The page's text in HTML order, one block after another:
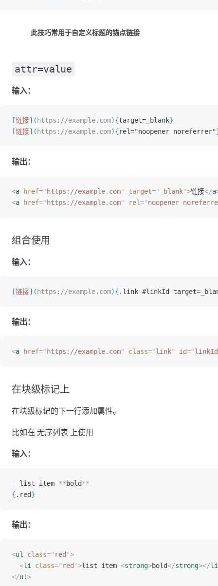
此技巧常用于自定义标题的锚点链接
attr=value
输入：
[链接] ( https://example.com){target=_blank}
[链接] ( https://example.com){rel="noopener noreferrer"
输出：
<a href=" https://example.com" target=" _blank">链接</a
<a href=" https://example.com" rel="noopener
组合使用
输入：
[链接] ( https://example.com){ .link #linkId
输出：
<a href=" https://example.com" class="link" id="linkId
在块级标记上
在块级标记的下一行添加属性。
比如在 无序列表 上使用
输入：
- list item **bold**
{ .red}
输出：
<ul class=" red ">
<li class=" red ">list item <strong>bold</strong></li
</ul>